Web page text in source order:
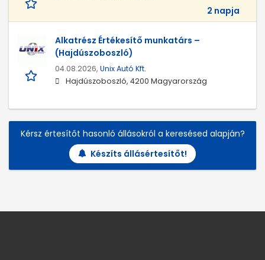
2 napja
Alkatrész Értékesítő munkatárs –
(Hajdúszoboszló)
04.08.2026, Unix Autó Kft.
Hajdúszoboszló, 4200 Magyarország
Kérsz értesítőt hasonló állásokról a keresésed alapján?
Készíts állásértesítőt!